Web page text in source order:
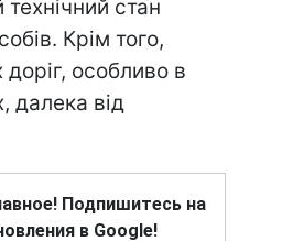
стан
Крім того,
доріг, особливо в
далека від
Подпишитесь на
в Google!